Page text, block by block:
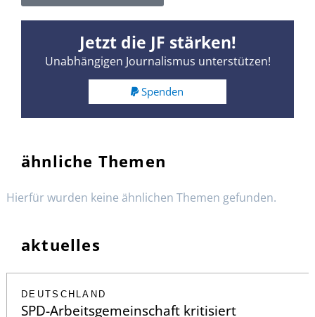
Jetzt die JF stärken!
Unabhängigen Journalismus unterstützen!
Spenden
ähnliche Themen
Hierfür wurden keine ähnlichen Themen gefunden.
aktuelles
DEUTSCHLAND
SPD-Arbeitsgemeinschaft kritisiert